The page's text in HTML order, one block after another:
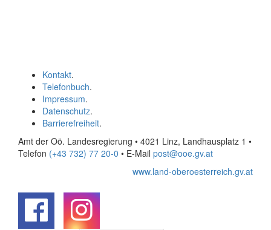
Kontakt.
Telefonbuch.
Impressum.
Datenschutz.
Barrierefreiheit.
Amt der Oö. Landesregierung • 4021 Linz, Landhausplatz 1 •
Telefon (+43 732) 77 20-0 • E-Mail post@ooe.gv.at
www.land-oberoesterreich.gv.at